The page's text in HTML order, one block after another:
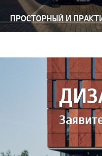
ПРОСТОРНЫЙ И